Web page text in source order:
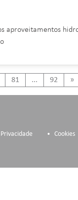
aproveitamentos
81 ... 92 »
Privacidade Cookies